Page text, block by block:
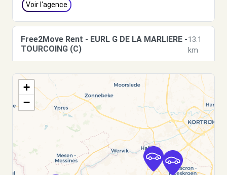
Voir l'agence
Free2Move Rent - EURL G DE LA MARLIERE -
TOURCOING (C)
13.1
km
TOURCOING, 59200
Voir l'agence
Free2Move Rent - GARAGE B.PACQUET -
WASQUEHAL (C)
13.3
km
RUE EMILE DELLETTE
WASQUEHAL, 59290
+
−